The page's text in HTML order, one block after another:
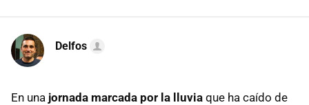
Delfos
En una jornada marcada por la lluvia que ha caído de